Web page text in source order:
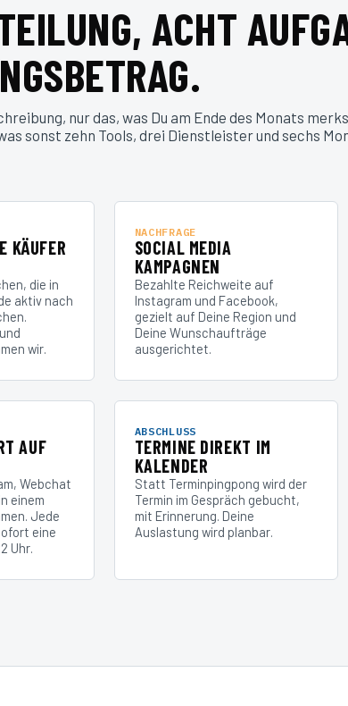
ACHT
nur das, was Du am Ende des Monats
sonst zehn Tools, drei Dienstleister und sechs
KÄUFER
die in
aktiv nach
wir.
NACHFRAGE
SOCIAL MEDIA
KAMPAGNEN
Bezahlte Reichweite auf
Instagram und Facebook,
gezielt auf Deine Region und
Deine Wunschaufträge
ausgerichtet.
AUF
Webchat
einem
Jede
eine
Uhr.
ABSCHLUSS
TERMINE DIREKT IM
KALENDER
Statt Terminpingpong wird der
Termin im Gespräch gebucht,
mit Erinnerung. Deine
Auslastung wird planbar.